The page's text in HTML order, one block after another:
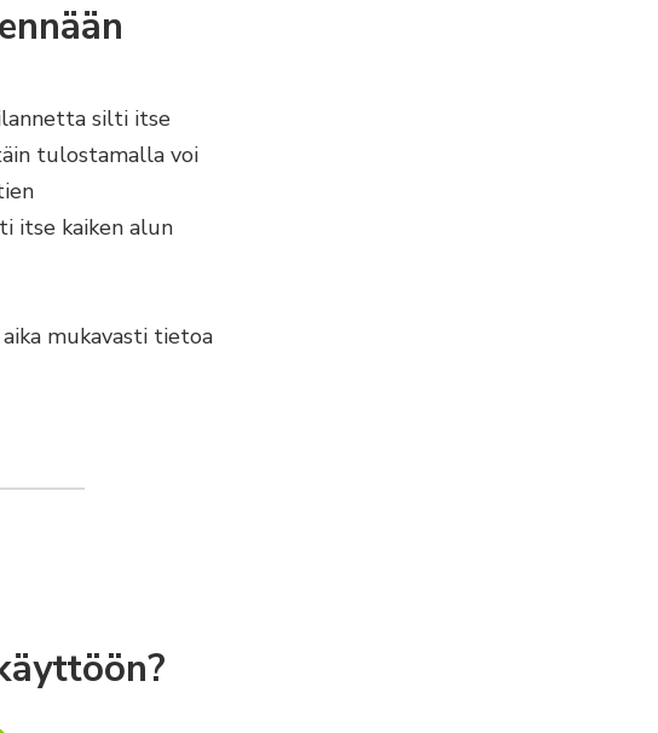
silti itse
tulostamalla voi
itse kaiken alun
mukavasti tietoa